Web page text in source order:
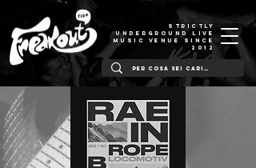
STRICTLY
UNDERGROUND LIVE
MUSIC VENUE SINCE
2012